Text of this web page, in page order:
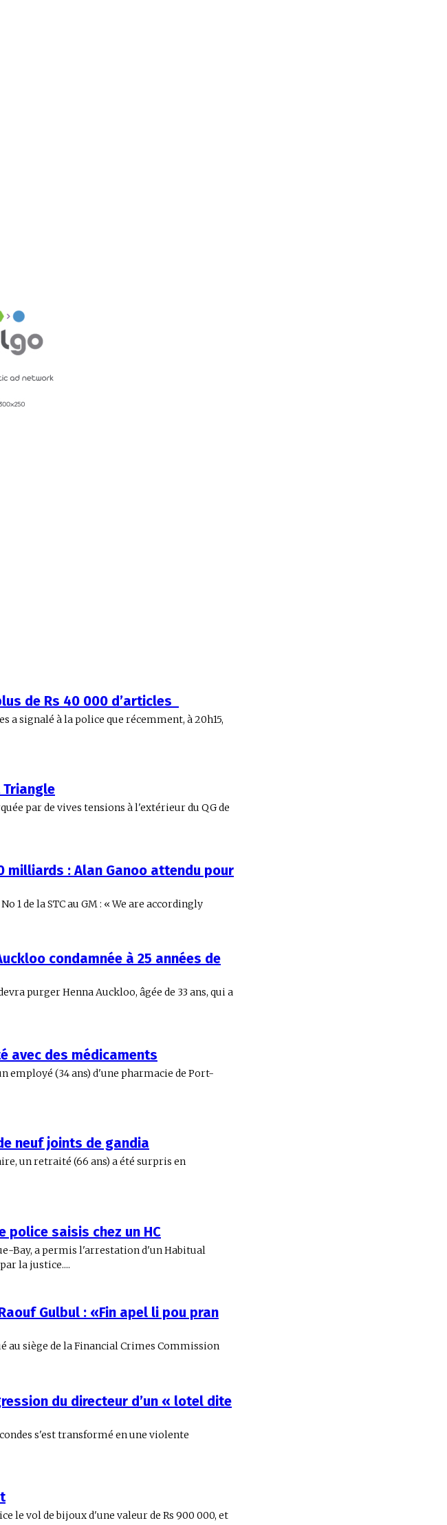
de Rs 40 000 d’articles
a signalé à la police que récemment, à 20h15,
par de vives tensions à l'extérieur du QG de
milliards : Alan Ganoo attendu pour
1 de la STC au GM : « We are accordingly
condamnée à 25 années de
purger Henna Auckloo, âgée de 33 ans, qui a
avec des médicaments
(34 ans) d'une pharmacie de Port-
neuf joints de gandia
un retraité (66 ans) a été surpris en
police saisis chez un HC
Bay, a permis l'arrestation d'un Habitual
la justice....
Gulbul : «Fin apel li pou pran
au siège de la Financial Crimes Commission
du directeur d’un « lotel dite
s'est transformé en une violente
le vol de bijoux d'une valeur de Rs 900 000, et